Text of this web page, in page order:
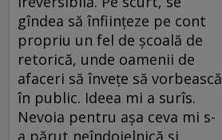
gîndea să înfiinţeze pe cont
propriu un fel de şcoală de
retorică, unde oamenii de
afaceri să înveţe să vorbească
în public. Ideea mi a surîs.
Nevoia pentru aşa ceva mi s-
a părut neîndoielnică şi